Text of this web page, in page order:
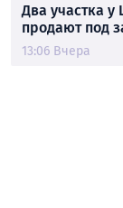
Два участка
продают под
13:06 Вчера